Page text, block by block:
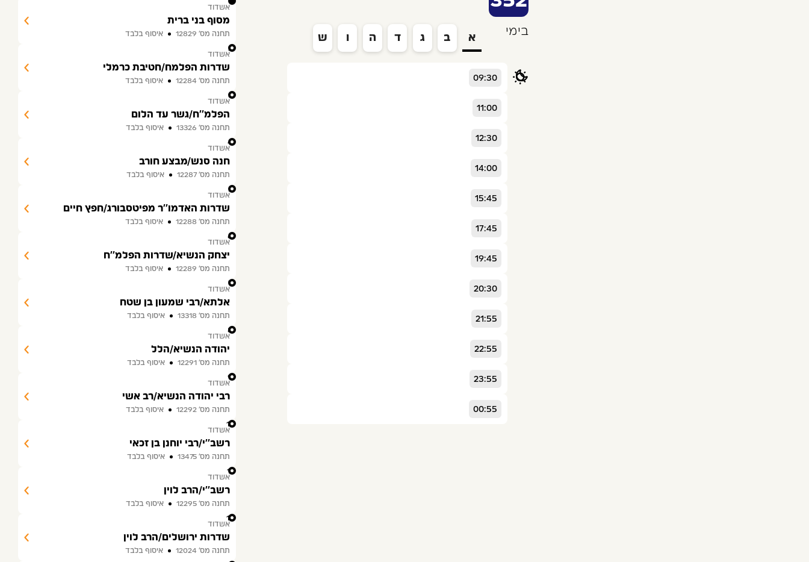
בימי
א ב ג ד ה ו ש
09:30
11:00
12:30
14:00
15:45
17:45
19:45
20:30
21:55
22:55
23:55
00:55
אשדוד
מסוף בני ברית
תחנה מס׳ 12829
איסוף בלבד
2
אשדוד
שדרות הפלמח/חטיבת כרמלי
תחנה מס׳ 12284
איסוף בלבד
3
אשדוד
הפלמ''ח/גשר עד הלום
תחנה מס׳ 13326
איסוף בלבד
4
אשדוד
חנה סנש/מבצע חורב
תחנה מס׳ 12287
איסוף בלבד
5
אשדוד
שדרות האדמו''ר מפיטסבורג/חפץ חיים
תחנה מס׳ 12288
איסוף בלבד
6
אשדוד
יצחק הנשיא/שדרות הפלמ''ח
תחנה מס׳ 12289
איסוף בלבד
7
אשדוד
אלתא/רבי שמעון בן שטח
תחנה מס׳ 13318
איסוף בלבד
8
אשדוד
יהודה הנשיא/הלל
תחנה מס׳ 12291
איסוף בלבד
9
אשדוד
רבי יהודה הנשיא/רב אשי
תחנה מס׳ 12292
איסוף בלבד
10
אשדוד
רשב''י/רבי יוחנן בן זכאי
תחנה מס׳ 13475
איסוף בלבד
11
אשדוד
רשב''י/הרב לוין
תחנה מס׳ 12295
איסוף בלבד
12
אשדוד
שדרות ירושלים/הרב לוין
תחנה מס׳ 12024
איסוף בלבד